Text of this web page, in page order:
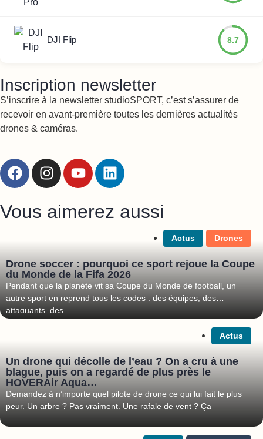
DJI Flip 8.7
Inscription newsletter
S’inscrire à la newsletter studioSPORT, c’est s’assurer de
recevoir en avant-première toutes les dernières actualités
drones & caméras.
Vous aimerez aussi
Actus Drones
Drone soccer : pourquoi ce sport rejoue la Coupe
du Monde de la Fifa 2026
Pendant que la planète vit sa Coupe du Monde de football, un
autre sport en reprend tous les codes : des équipes, des
attaquants, des
Actus
Un drone qui décolle de l’eau ? On a cru à une
blague, puis on a regardé de plus près le
HOVERAir Aqua…
Demandez à n’importe quel pilote de drone ce qui lui fait le plus
peur. Un arbre ? Pas vraiment. Une rafale de vent ? Ça